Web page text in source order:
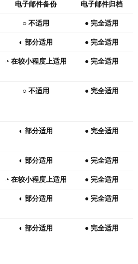
电子邮件备份 电子邮件归档
○ 不适用 ● 完全适用
◐ 部分适用 ● 完全适用
◔ 在较小程度上适用 ● 完全适用
○ 不适用 ● 完全适用
◐ 部分适用 ● 完全适用
◐ 部分适用 ● 完全适用
◔ 在较小程度上适用 ● 完全适用
◐ 部分适用 ● 完全适用
◐ 部分适用 ● 完全适用